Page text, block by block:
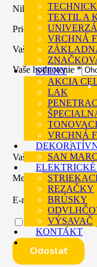
TEXTIL A
VRCHNÁ
STENY
AKCIA
LAK
VRCHNÁ
SAN
ELEKTRICKÉ
REZAČKY
BRÚSKY
VÝSAVAČ
KONTAKT
Nikto zatiaľ nepridal
Pridajte prvú
Vaša e-mailová
Vaše hodnotenie *
Vaša recenzia*
Meno *
E-mail*
Uložiť moje